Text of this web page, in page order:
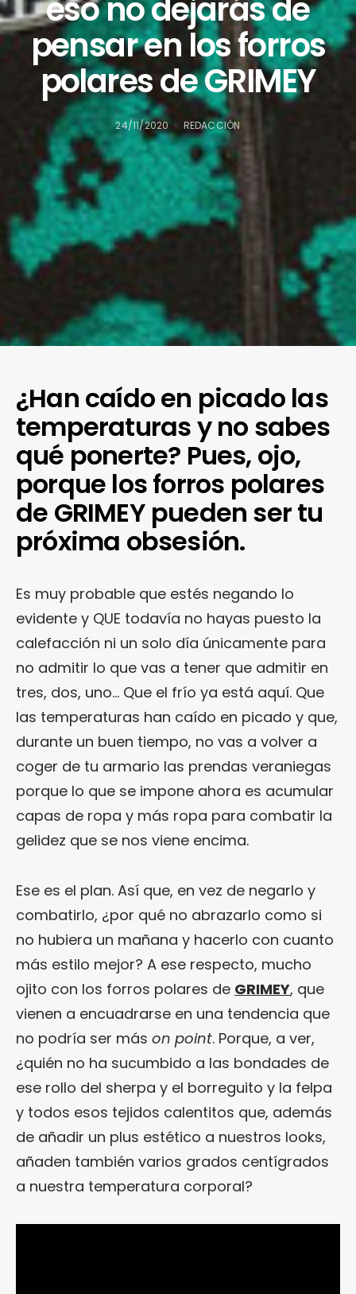
eso no dejarás de
pensar en los forros
polares de GRIMEY
24/11/2020 REDACCIÓN
¿Han caído en picado las
temperaturas y no sabes
qué ponerte? Pues, ojo,
porque los forros polares
de GRIMEY pueden ser tu
próxima obsesión.
Es muy probable que estés negando lo
evidente y QUE todavía no hayas puesto la
calefacción ni un solo día únicamente para
no admitir lo que vas a tener que admitir en
tres, dos, uno… Que el frío ya está aquí. Que
las temperaturas han caído en picado y que,
durante un buen tiempo, no vas a volver a
coger de tu armario las prendas veraniegas
porque lo que se impone ahora es acumular
capas de ropa y más ropa para combatir la
gelidez que se nos viene encima.
Ese es el plan. Así que, en vez de negarlo y
combatirlo, ¿por qué no abrazarlo como si
no hubiera un mañana y hacerlo con cuanto
más estilo mejor? A ese respecto, mucho
ojito con los forros polares de GRIMEY, que
vienen a encuadrarse en una tendencia que
no podría ser más on point. Porque, a ver,
¿quién no ha sucumbido a las bondades de
ese rollo del sherpa y el borreguito y la felpa
y todos esos tejidos calentitos que, además
de añadir un plus estético a nuestros looks,
añaden también varios grados centígrados
a nuestra temperatura corporal?